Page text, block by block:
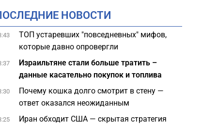
НОВОСТИ
ТОП устаревших "повседневных" мифов,
которые давно опровергли
Израильтяне стали больше тратить –
данные касательно покупок и топлива
Почему кошка долго смотрит в стену —
ответ оказался неожиданным
Иран обходит США — скрытая стратегия